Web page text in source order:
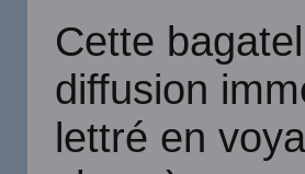
Cette
diffusion
lettré en